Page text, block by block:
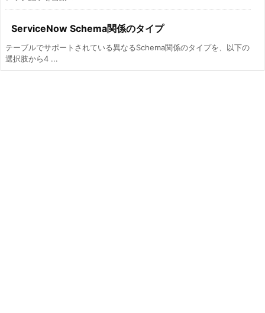
ServiceNow Schema関係のタイプ
テーブルでサポートされている異なるSchema関係のタイプを、以下の
選択肢から4 ...